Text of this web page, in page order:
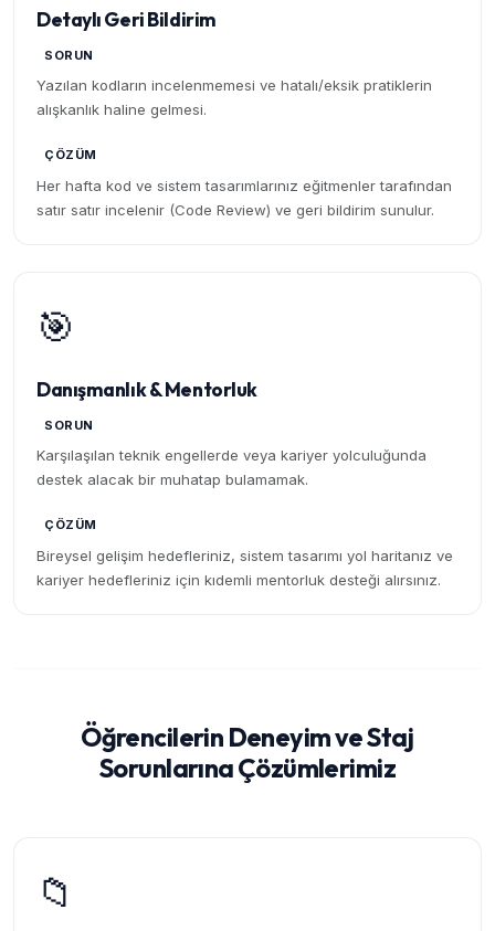
Detaylı Geri Bildirim
SORUN
Yazılan kodların incelenmemesi ve hatalı/eksik pratiklerin
alışkanlık haline gelmesi.
ÇÖZÜM
Her hafta kod ve sistem tasarımlarınız eğitmenler tarafından
satır satır incelenir (Code Review) ve geri bildirim sunulur.
🎯
Danışmanlık & Mentorluk
SORUN
Karşılaşılan teknik engellerde veya kariyer yolculuğunda
destek alacak bir muhatap bulamamak.
ÇÖZÜM
Bireysel gelişim hedefleriniz, sistem tasarımı yol haritanız ve
kariyer hedefleriniz için kıdemli mentorluk desteği alırsınız.
Öğrencilerin Deneyim ve Staj
Sorunlarına Çözümlerimiz
📁